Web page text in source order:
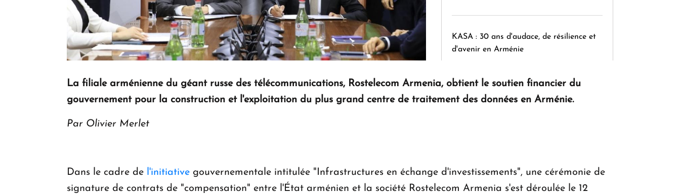
KASA : 30 ans d'audace, de résilience et
d'avenir en Arménie
Le premier hôtel Hyatt Regency
d'Arménie ouvrira ses portes à Dilijan
La filiale arménienne du géant russe des télécommunications, Rostelecom Armenia, obtient le soutien financier du
gouvernement pour la construction et l'exploitation du plus grand centre de traitement des données en Arménie.
Par Olivier Merlet
Dans le cadre de l'initiative gouvernementale intitulée "Infrastructures en échange d'investissements", une cérémonie de
signature de contrats de "compensation" entre l'État arménien et la société Rostelecom Armenia s'est déroulée le 12